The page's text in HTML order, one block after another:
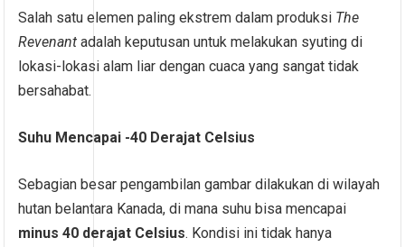
Salah satu elemen paling ekstrem dalam produksi The
Revenant adalah keputusan untuk melakukan syuting di
lokasi-lokasi alam liar dengan cuaca yang sangat tidak
bersahabat.
Suhu Mencapai -40 Derajat Celsius
Sebagian besar pengambilan gambar dilakukan di wilayah
hutan belantara Kanada, di mana suhu bisa mencapai
minus 40 derajat Celsius. Kondisi ini tidak hanya